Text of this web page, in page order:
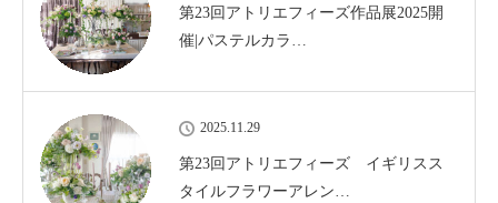
第23回アトリエフィーズ作品展2025開
催|パステルカラ…
2025.11.29
第23回アトリエフィーズ イギリスス
タイルフラワーアレン…